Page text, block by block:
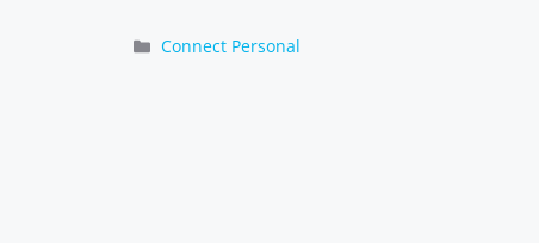
Kategorien
Connect Personal